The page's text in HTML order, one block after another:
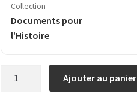
Collection
Documents pour
l'Histoire
Ajouter au panier